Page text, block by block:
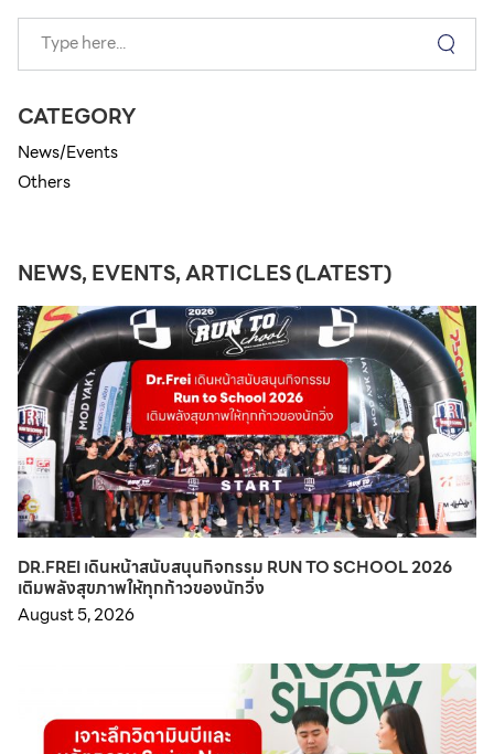
CATEGORY
News/Events
Others
NEWS, EVENTS, ARTICLES (LATEST)
DR.FREI เดินหน้าสนับสนุนกิจกรรม RUN TO SCHOOL 2026
เติมพลังสุขภาพให้ทุกก้าวของนักวิ่ง
August 5, 2026